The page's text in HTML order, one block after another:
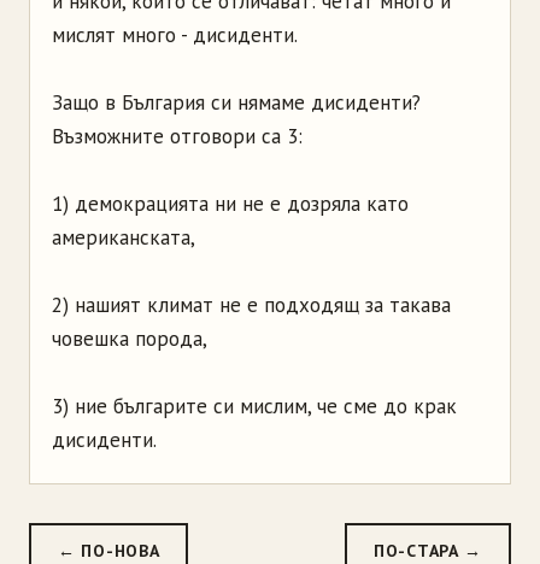
мислят много - дисиденти.
Защо в България си нямаме дисиденти?
Възможните отговори са 3:
1) демокрацията ни не е дозряла като
американската,
2) нашият климат не е подходящ за такава
човешка порода,
3) ние българите си мислим, че сме до крак
дисиденти.
← ПО-НОВА ПО-СТАРА →